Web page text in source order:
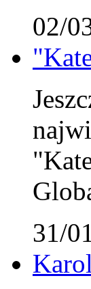
02/
31/